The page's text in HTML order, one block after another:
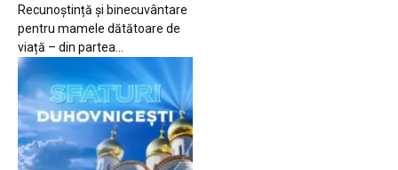
Recunoștință și binecuvântare
pentru mamele dătătoare de
viață – din partea...